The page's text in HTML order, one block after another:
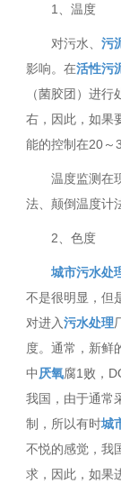
1、温度
对污水、污
影响。在活性污
（菌胶团）进
右，因此，如果
能的控制在20～
温度监测在
法、颠倒温度计
2、色度
城市污水处
不是很明显，但
对进入污水处理
度。通常，新鲜
中厌氧腐1败，
我国，由于通常
制，所以有时城
不悦的感觉，我
求，因此，如果